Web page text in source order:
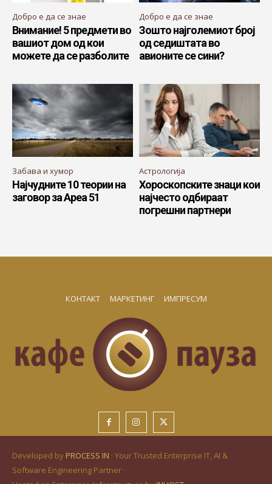
Добро е да се знае
Внимание! 5 предмети во
вашиот дом од кои
можете да се разболите
Добро е да се знае
Зошто најголемиот број
од седиштата во
авионите се сини?
Забава и хумор
Најчудните 10 теории на
заговор за Ареа 51
Астрологија
Хороскопските знаци кои
најчесто одбираат
погрешни партнери
КОНТАКТ МАРКЕТИНГ ИМПРЕСУМ
Developed by PROCESS IN · Your Trusted Enterprise IT, AI &
Software Engineering Partner ·